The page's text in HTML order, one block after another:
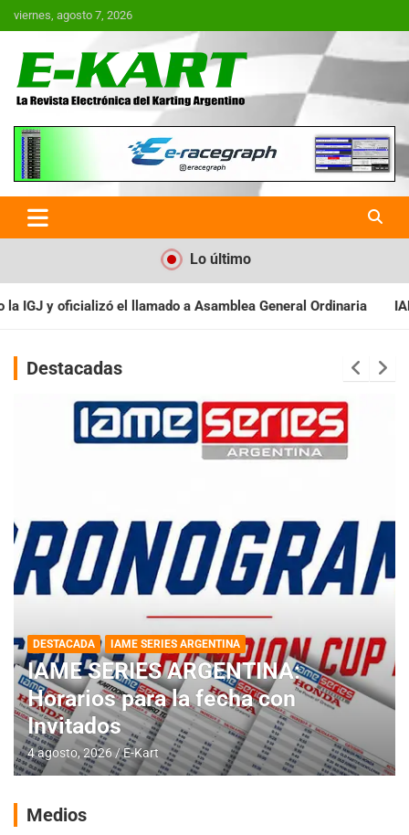
Saltar
al
viernes, agosto 7, 2026
E-Kart.com.ar | La Revista
Electrónica del Karting en
Argentina
Lo último
General Ordinaria IAME SERIES ARGENTINA:
Destacadas
DESTACADA IAME SERIES ARGENTINA
IAME SERIES ARGENTINA:
Horarios para la fecha con
Invitados
4 agosto, 2026 E-Kart
Medios